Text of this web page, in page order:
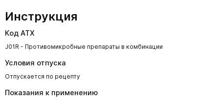
Инструкция
Код АТХ
J01R - Противомикробные препараты в комбинации
Условия отпуска
Отпускается по рецепту
Показания к применению